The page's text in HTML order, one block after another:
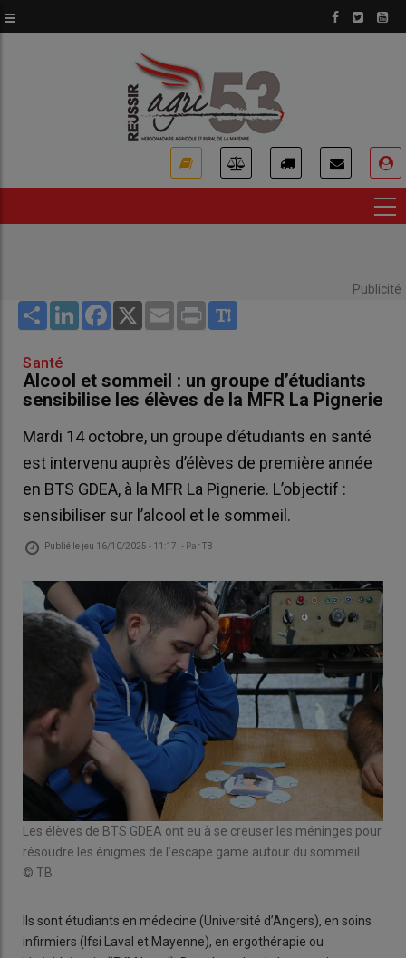
au
Publicité
Share LinkedInFacebook
X Email Print
Santé
Alcool et sommeil : un groupe d’étudiants
sensibilise les élèves de la MFR La Pignerie
Mardi 14 octobre, un groupe d’étudiants en santé
est intervenu auprès d’élèves de première année
en BTS GDEA, à la MFR La Pignerie. L’objectif :
sensibiliser sur l’alcool et le sommeil.
Publié le jeu 16/10/2025 - 11:17 - ParTB
Les élèves de BTS GDEA ont eu à se creuser les méninges pour
résoudre les énigmes de l’escape game autour du sommeil.
© TB
Ils sont étudiants en médecine (Université d’Angers), en soins
infirmiers (Ifsi Laval et Mayenne), en ergothérapie ou